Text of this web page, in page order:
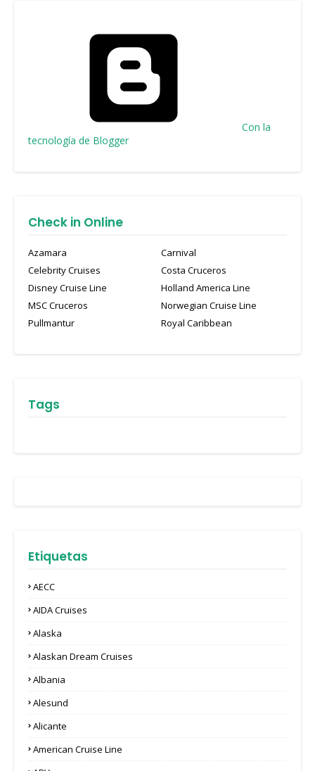
Con la
tecnología de Blogger
Check in Online
Azamara
Carnival
Celebrity Cruises
Costa Cruceros
Disney Cruise Line
Holland America Line
MSC Cruceros
Norwegian Cruise Line
Pullmantur
Royal Caribbean
Tags
Etiquetas
AECC
AIDA Cruises
Alaska
Alaskan Dream Cruises
Albania
Alesund
Alicante
American Cruise Line